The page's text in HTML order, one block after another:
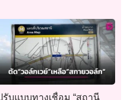
รับแบบทางเชื่อม “สถานี